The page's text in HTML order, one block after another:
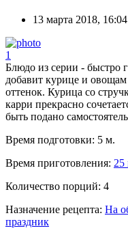
13 марта 2018, 16:04
1
Блюдо из серии - быстро
добавит курице и овощам
оттенок. Курица со
карри прекрасно
быть подано
Время подготовки: 5 м.
Время приготовления: 25
Количество порций: 4
Назначение рецепта: На
праздник